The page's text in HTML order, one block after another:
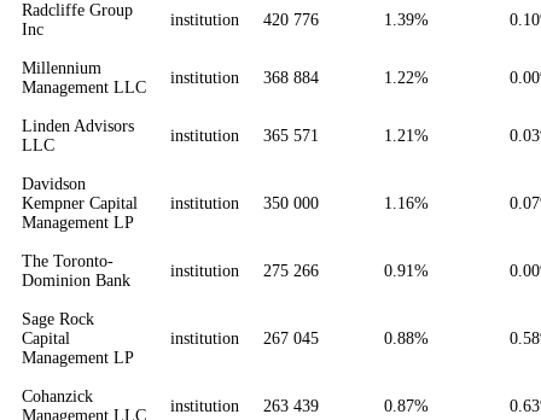
Radcliffe Group
Inc
institution 420 776 1.39%
Millennium
Management LLC
institution 368 884 1.22%
Linden Advisors
LLC
institution 365 571 1.21%
Davidson
Kempner Capital
Management LP
institution 350 000 1.16%
The Toronto-
Dominion Bank
institution 275 266 0.91%
Sage Rock
Capital
Management LP
institution 267 045 0.88%
Cohanzick
Management LLC
institution 263 439 0.87%